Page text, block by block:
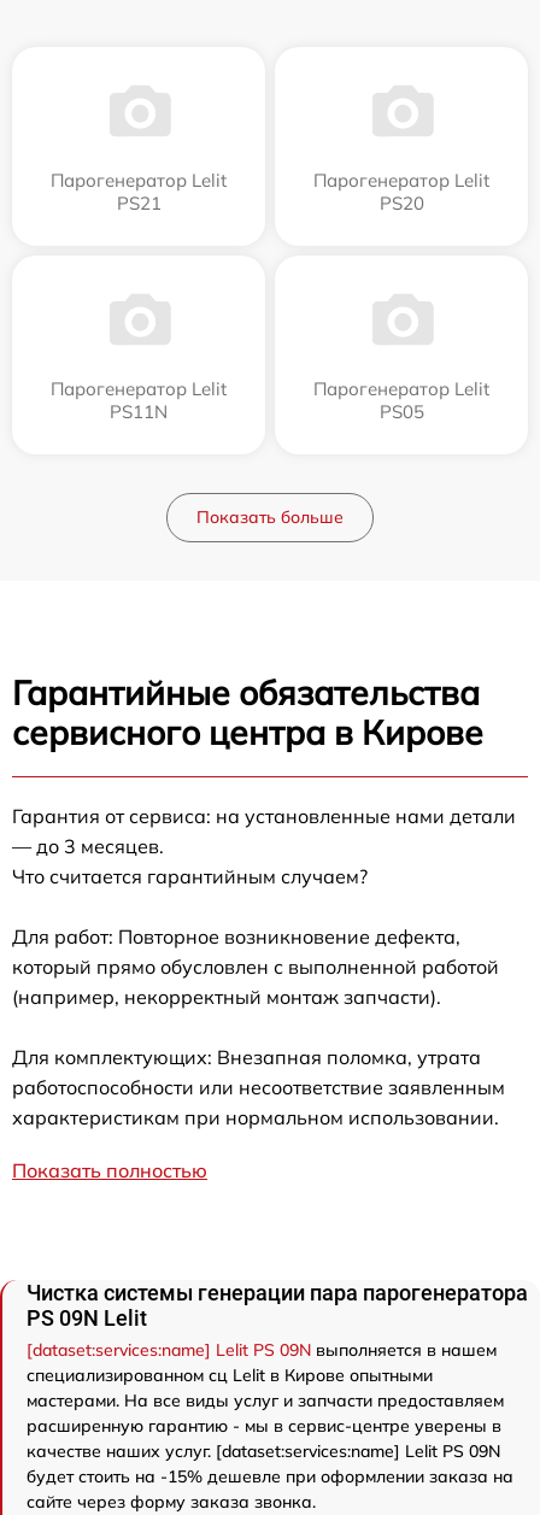
Парогенератор Lelit
PS21
Парогенератор Lelit
PS20
Парогенератор Lelit
PS11N
Парогенератор Lelit
PS05
Показать больше
Гарантийные обязательства
сервисного центра в Кирове
Гарантия от сервиса: на установленные нами детали
— до 3 месяцев.
Что считается гарантийным случаем?
Для работ: Повторное возникновение дефекта,
который прямо обусловлен с выполненной работой
(например, некорректный монтаж запчасти).
Для комплектующих: Внезапная поломка, утрата
работоспособности или несоответствие заявленным
характеристикам при нормальном использовании.
Показать полностью
Чистка системы генерации пара парогенератора
PS 09N Lelit
[dataset:services:name] Lelit PS 09N выполняется в нашем
специализированном сц Lelit в Кирове опытными
мастерами. На все виды услуг и запчасти предоставляем
расширенную гарантию - мы в сервис-центре уверены в
качестве наших услуг. [dataset:services:name] Lelit PS 09N
будет стоить на -15% дешевле при оформлении заказа на
сайте через форму заказа звонка.